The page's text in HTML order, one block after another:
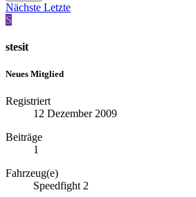
Nächste Letzte
S
stesit
Neues Mitglied
Registriert
12 Dezember 2009
Beiträge
1
Fahrzeug(e)
Speedfight 2